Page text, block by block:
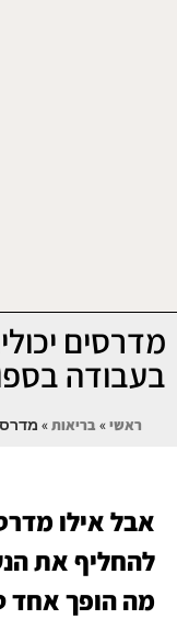
מדרסים
בעבודה
ראשי» בריאות»
אבל אילו
להחליף את
מה הופך אחד